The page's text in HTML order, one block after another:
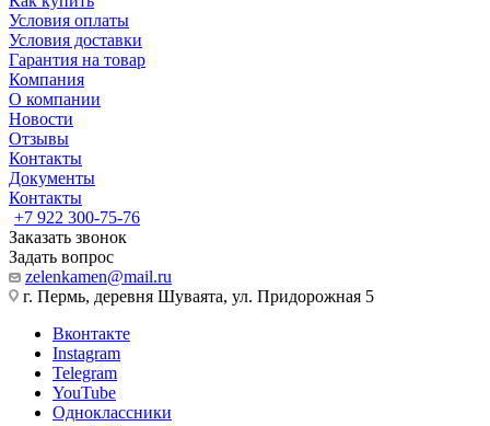
Условия оплаты
Условия доставки
Гарантия на товар
Компания
О компании
Новости
Отзывы
Контакты
Документы
Контакты
+7 922 300-75-76
Заказать звонок
Задать вопрос
zelenkamen@mail.ru
г. Пермь, деревня Шуваята, ул. Придорожная 5
Вконтакте
Instagram
Telegram
YouTube
Одноклассники